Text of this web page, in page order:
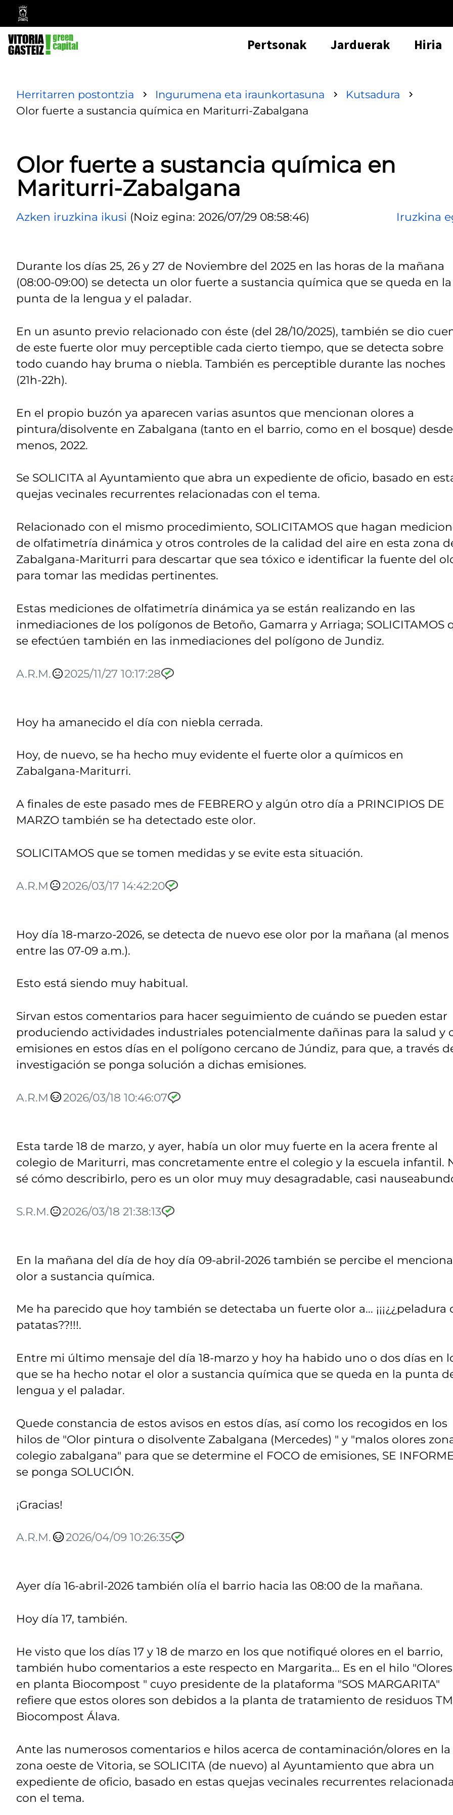
Vitoria-
Gasteizko
Udala
Pertsonak Jarduerak Hiria
Herritarren postontzia Ingurumena eta iraunkortasuna
Kutsadura
Olor fuerte a sustancia química en Mariturri-Zabalgana
Olor fuerte a sustancia química en
Mariturri-Zabalgana
Azken iruzkina ikusi (Noiz egina: 2026/07/29 08:58:46) Iruzkina
Durante los días 25, 26 y 27 de Noviembre del 2025 en las horas de la mañana
(08:00-09:00) se detecta un olor fuerte a sustancia química que se queda en la
punta de la lengua y el paladar.
En un asunto previo relacionado con éste (del 28/10/2025), también se dio
de este fuerte olor muy perceptible cada cierto tiempo, que se detecta sobre
todo cuando hay bruma o niebla. También es perceptible durante las noches
(21h-22h).
En el propio buzón ya aparecen varias asuntos que mencionan olores a
pintura/disolvente en Zabalgana (tanto en el barrio, como en el bosque)
menos, 2022.
Se SOLICITA al Ayuntamiento que abra un expediente de oficio, basado en
quejas vecinales recurrentes relacionadas con el tema.
Relacionado con el mismo procedimiento, SOLICITAMOS que hagan
de olfatimetría dinámica y otros controles de la calidad del aire en esta zona
Zabalgana-Mariturri para descartar que sea tóxico e identificar la fuente del
para tomar las medidas pertinentes.
Estas mediciones de olfatimetría dinámica ya se están realizando en las
inmediaciones de los polígonos de Betoño, Gamarra y Arriaga; SOLICITAMOS
se efectúen también en las inmediaciones del polígono de Jundiz.
A.R.M. 2025/11/27 10:17:28
Hoy ha amanecido el día con niebla cerrada.
Hoy, de nuevo, se ha hecho muy evidente el fuerte olor a químicos en
Zabalgana-Mariturri.
A finales de este pasado mes de FEBRERO y algún otro día a PRINCIPIOS DE
MARZO también se ha detectado este olor.
SOLICITAMOS que se tomen medidas y se evite esta situación.
A.R.M 2026/03/17 14:42:20
Hoy día 18-marzo-2026, se detecta de nuevo ese olor por la mañana (al menos
entre las 07-09 a.m.).
Esto está siendo muy habitual.
Sirvan estos comentarios para hacer seguimiento de cuándo se pueden estar
produciendo actividades industriales potencialmente dañinas para la salud y
emisiones en estos días en el polígono cercano de Júndiz, para que, a través
investigación se ponga solución a dichas emisiones.
A.R.M 2026/03/18 10:46:07
Esta tarde 18 de marzo, y ayer, había un olor muy fuerte en la acera frente al
colegio de Mariturri, mas concretamente entre el colegio y la escuela infantil.
sé cómo describirlo, pero es un olor muy muy desagradable, casi
S.R.M. 2026/03/18 21:38:13
En la mañana del día de hoy día 09-abril-2026 también se percibe el
olor a sustancia química.
Me ha parecido que hoy también se detectaba un fuerte olor a... ¡¡¡¿¿peladura
patatas??!!!.
Entre mi último mensaje del día 18-marzo y hoy ha habido uno o dos días en
que se ha hecho notar el olor a sustancia química que se queda en la punta
lengua y el paladar.
Quede constancia de estos avisos en estos días, así como los recogidos en los
hilos de "Olor pintura o disolvente Zabalgana (Mercedes) " y "malos olores
colegio zabalgana" para que se determine el FOCO de emisiones, SE
se ponga SOLUCIÓN.
¡Gracias!
A.R.M. 2026/04/09 10:26:35
Ayer día 16-abril-2026 también olía el barrio hacia las 08:00 de la mañana.
Hoy día 17, también.
He visto que los días 17 y 18 de marzo en los que notifiqué olores en el barrio,
también hubo comentarios a este respecto en Margarita... Es en el hilo "Olores
en planta Biocompost " cuyo presidente de la plataforma "SOS MARGARITA"
refiere que estos olores son debidos a la planta de tratamiento de residuos
Biocompost Álava.
Ante las numerosos comentarios e hilos acerca de contaminación/olores en la
zona oeste de Vitoria, se SOLICITA (de nuevo) al Ayuntamiento que abra un
expediente de oficio, basado en estas quejas vecinales recurrentes
con el tema.